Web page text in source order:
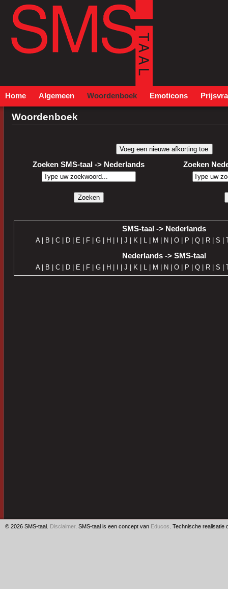
Home Algemeen Woordenboek Emoticons
Woordenboek
Zoeken SMS-taal -> Nederlands Zoeken
SMS-taal -> Nederlands
A | B |C | D | E | F |G | H | I |J | K | L | M | N |O | P |Q | R |S |
Nederlands -> SMS-taal
A | B |C | D | E | F |G | H | I |J | K | L | M | N |O | P |Q | R |S |
© 2026 SMS-taal. Disclaimer. SMS-taal is een concept van Educos . Technische realisatie